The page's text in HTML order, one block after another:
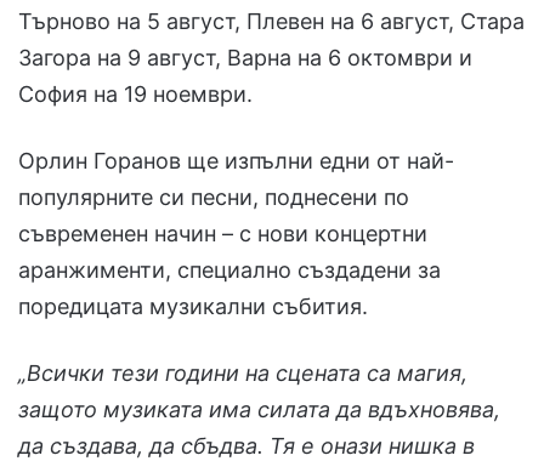
Търново на 5 август, Плевен на 6 август, Стара
Загора на 9 август, Варна на 6 октомври и
София на 19 ноември.
Орлин Горанов ще изпълни едни от най-
популярните си песни, поднесени по
съвременен начин – с нови концертни
аранжименти, специално създадени за
поредицата музикални събития.
„Всички тези години на сцената са магия,
защото музиката има силата да вдъхновява,
да създава, да сбъдва. Тя е онази нишка в